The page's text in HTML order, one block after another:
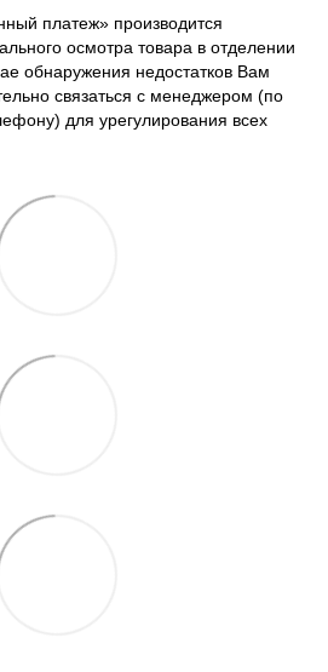
платеж» производится
осмотра товара в отделении
обнаружения недостатков Вам
связаться с менеджером (по
для урегулирования всех